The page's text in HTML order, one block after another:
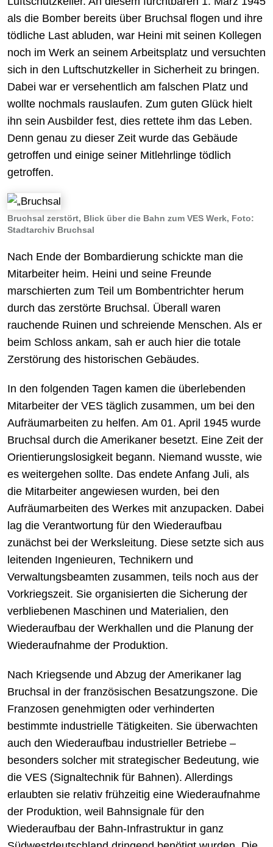
als die Bomber bereits über Bruchsal flogen und ihre
tödliche Last abluden, war Heini mit seinen Kollegen
noch im Werk an seinem Arbeitsplatz und versuchten
sich in den Luftschutzkeller in Sicherheit zu bringen.
Dabei war er versehentlich am falschen Platz und
wollte nochmals rauslaufen. Zum guten Glück hielt
ihn sein Ausbilder fest, dies rettete ihm das Leben.
Denn genau zu dieser Zeit wurde das Gebäude
getroffen und einige seiner Mitlehrlinge tödlich
getroffen.
Bruchsal zerstört, Blick über die Bahn zum VES Werk, Foto:
Stadtarchiv Bruchsal
Nach Ende der Bombardierung schickte man die
Mitarbeiter heim. Heini und seine Freunde
marschierten zum Teil um Bombentrichter herum
durch das zerstörte Bruchsal. Überall waren
rauchende Ruinen und schreiende Menschen. Als er
beim Schloss ankam, sah er auch hier die totale
Zerstörung des historischen Gebäudes.
In den folgenden Tagen kamen die überlebenden
Mitarbeiter der VES täglich zusammen, um bei den
Aufräumarbeiten zu helfen. Am 01. April 1945 wurde
Bruchsal durch die Amerikaner besetzt. Eine Zeit der
Orientierungslosigkeit begann. Niemand wusste, wie
es weitergehen sollte. Das endete Anfang Juli, als
die Mitarbeiter angewiesen wurden, bei den
Aufräumarbeiten des Werkes mit anzupacken. Dabei
lag die Verantwortung für den Wiederaufbau
zunächst bei der Werksleitung. Diese setzte sich aus
leitenden Ingenieuren, Technikern und
Verwaltungsbeamten zusammen, teils noch aus der
Vorkriegszeit. Sie organisierten die Sicherung der
verbliebenen Maschinen und Materialien, den
Wiederaufbau der Werkhallen und die Planung der
Wiederaufnahme der Produktion.
Nach Kriegsende und Abzug der Amerikaner lag
Bruchsal in der französischen Besatzungszone. Die
Franzosen genehmigten oder verhinderten
bestimmte industrielle Tätigkeiten. Sie überwachten
auch den Wiederaufbau industrieller Betriebe –
besonders solcher mit strategischer Bedeutung, wie
die VES (Signaltechnik für Bahnen). Allerdings
erlaubten sie relativ frühzeitig eine Wiederaufnahme
der Produktion, weil Bahnsignale für den
Wiederaufbau der Bahn-Infrastruktur in ganz